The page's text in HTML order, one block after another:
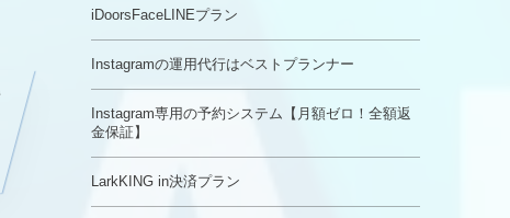
iDoorsFaceLINEプラン
Instagramの運用代行はベストプランナー
Instagram専用の予約システム【月額ゼロ！全額返
金保証】
LarkKING in決済プラン